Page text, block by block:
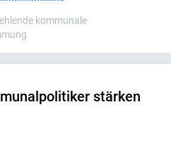
kommunale
stärken